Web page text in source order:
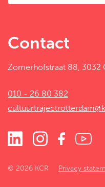
Contact
Zomerhofstraat 88, 3032
010 - 26 80 382
© 2026 KCR Privacy